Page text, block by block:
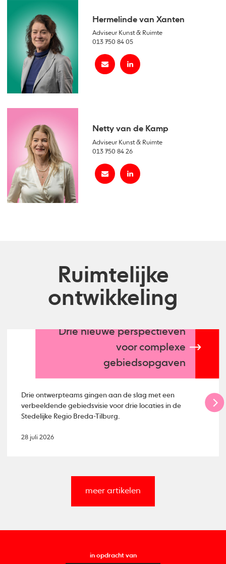
Hermelinde van Xanten
Adviseur Kunst & Ruimte
013 750 84 05
Netty van de Kamp
Adviseur Kunst & Ruimte
013 750 84 26
Ruimtelijke
ontwikkeling
Drie nieuwe perspectieven
voor complexe
gebiedsopgaven
Drie ontwerpteams gingen aan de slag met een
verbeeldende gebiedsvisie voor drie locaties in de
Stedelijke Regio Breda-Tilburg.
28 juli 2026
meer artikelen
in opdracht van